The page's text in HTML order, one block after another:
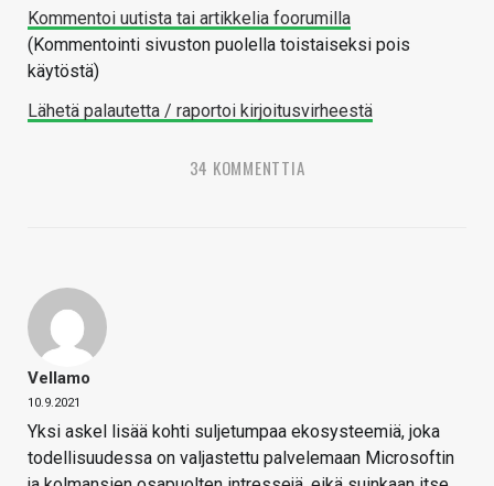
Kommentoi uutista tai artikkelia foorumilla
(Kommentointi sivuston puolella toistaiseksi pois
käytöstä)
Lähetä palautetta / raportoi kirjoitusvirheestä
34 KOMMENTTIA
Vellamo
10.9.2021
Yksi askel lisää kohti suljetumpaa ekosysteemiä, joka
todellisuudessa on valjastettu palvelemaan Microsoftin